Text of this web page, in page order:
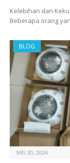
Kelebihan dan
Beberapa orang
BLOG
MEI 30, 2024